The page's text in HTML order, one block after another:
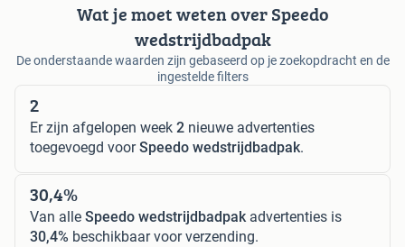
Wat je moet weten over Speedo
wedstrijdbadpak
De onderstaande waarden zijn gebaseerd op je zoekopdracht en de
ingestelde filters
2
Er zijn afgelopen week 2 nieuwe advertenties
toegevoegd voorSpeedo wedstrijdbadpak.
30,4%
Van alle Speedo wedstrijdbadpakadvertenties is
30,4% beschikbaar voor verzending.